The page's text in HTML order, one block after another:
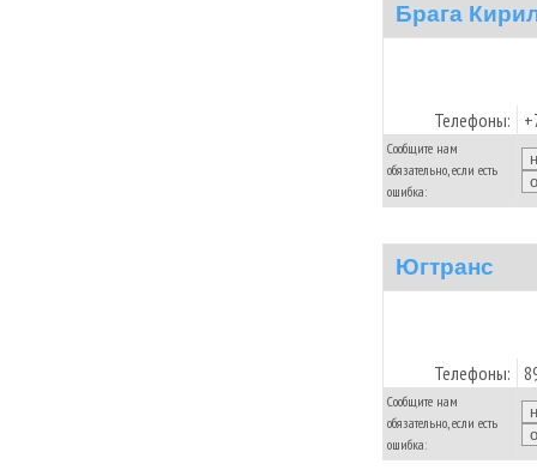
Брага
Телефоны:
Сообщите нам
обязательно, если есть
ошибка:
Югтранс
Телефоны:
Сообщите нам
обязательно, если есть
ошибка: